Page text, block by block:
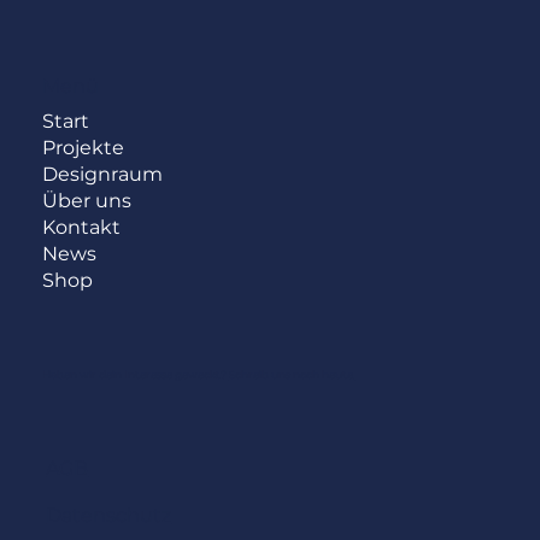
Start
Projekte
Designraum
Über uns
Kontakt
News
Shop